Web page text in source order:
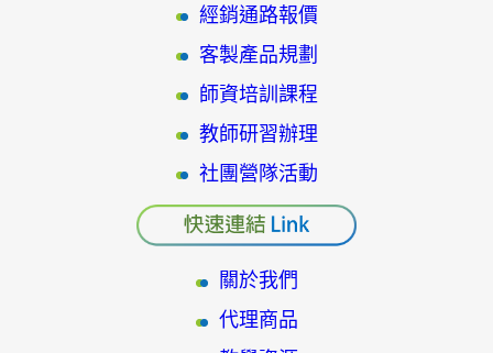
經銷通路報價
客製產品規劃
師資培訓課程
教師研習辦理
社團營隊活動
關於我們
代理商品